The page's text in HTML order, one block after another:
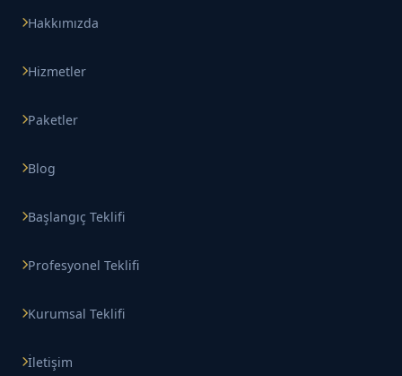
Hakkımızda
Hizmetler
Paketler
Blog
Başlangıç Teklifi
Profesyonel Teklifi
Kurumsal Teklifi
İletişim